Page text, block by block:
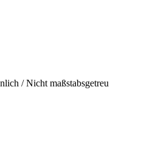
/ Nicht maßstabsgetreu